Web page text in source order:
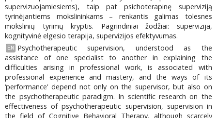
supervizuojamiesiems), taip pat psichoterapinę superviziją
tyrinėjantiems mokslininkams – renkantis galimas tolesnes
mokslinių tyrimų kryptis. Pagrindiniai žodžiai: supervizija,
kognityvinė elgesio terapija, supervizijos efektyvumas.
EN
Psychotherapeutic supervision, understood as the
assistance of one specialist to another in explaining the
difficulties arising in professional work, is associated with
professional experience and mastery, and the ways of its
‘performance’ depend not only on the supervisor, but also on
the psychotherapeutic paradigm. In scientific research on the
effectiveness of psychotherapeutic supervision, supervision in
the field of Cognitive Behavioral Therapy, although scarcely